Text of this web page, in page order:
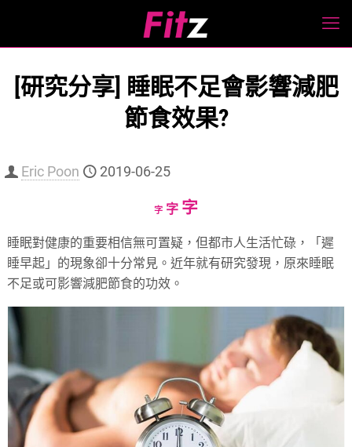
[研究分享] 睡眠不足會影響減肥
節食效果?
Eric Poon 2019-06-25
字Decrease
size.
字Reset
size.
字Increase
size.
睡眠對健康的重要相信無可置疑，但都市人生活忙碌，「遲
睡早起」的現象卻十分常見。近年就有研究發現，原來睡眠
不足或可影響減肥節食的功效。